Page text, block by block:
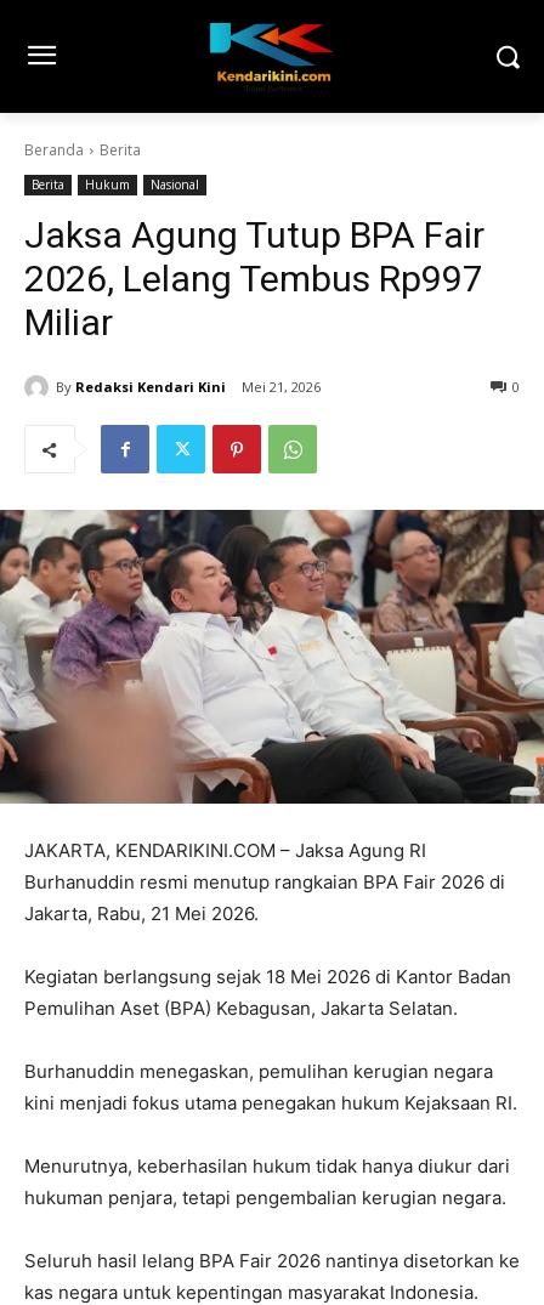
Beranda Berita
Berita Hukum Nasional
Jaksa Agung Tutup BPA Fair
2026, Lelang Tembus Rp997
Miliar
By Redaksi Kendari Kini Mei 21, 2026 0
JAKARTA, KENDARIKINI.COM – Jaksa Agung RI
Burhanuddin resmi menutup rangkaian BPA Fair 2026 di
Jakarta, Rabu, 21 Mei 2026.
Kegiatan berlangsung sejak 18 Mei 2026 di Kantor Badan
Pemulihan Aset (BPA) Kebagusan, Jakarta Selatan.
Burhanuddin menegaskan, pemulihan kerugian negara
kini menjadi fokus utama penegakan hukum Kejaksaan RI.
Menurutnya, keberhasilan hukum tidak hanya diukur dari
hukuman penjara, tetapi pengembalian kerugian negara.
Seluruh hasil lelang BPA Fair 2026 nantinya disetorkan ke
kas negara untuk kepentingan masyarakat Indonesia.